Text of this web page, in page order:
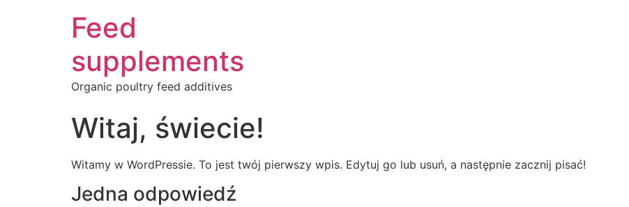
Feed
supplements
Organic poultry feed additives
Witaj, świecie!
Witamy w WordPressie. To jest twój pierwszy wpis. Edytuj go lub usuń, a następnie zacznij pisać!
Jedna odpowiedź